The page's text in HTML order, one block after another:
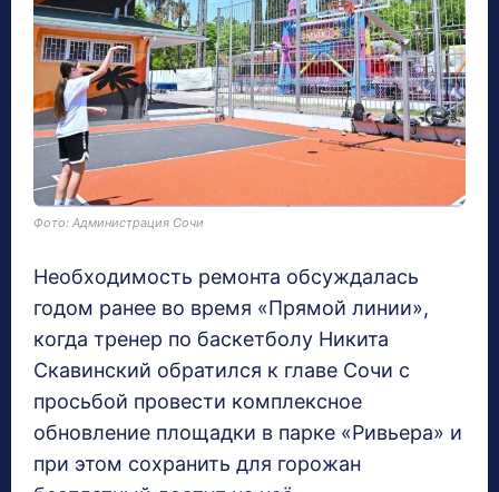
Фото: Администрация Сочи
Необходимость ремонта обсуждалась
годом ранее во время «Прямой линии»,
когда тренер по баскетболу Никита
Скавинский обратился к главе Сочи с
просьбой провести комплексное
обновление площадки в парке «Ривьера» и
при этом сохранить для горожан